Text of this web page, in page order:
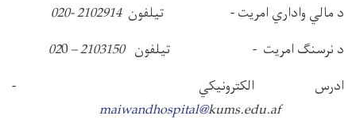
د مالي واداري امريت - تيلفون2102914 -020
د نرسنگ امريت - تيلفون2103150 – 02
0
ادرس الكترونيكي -
maiwandhospital@kums.edu.af